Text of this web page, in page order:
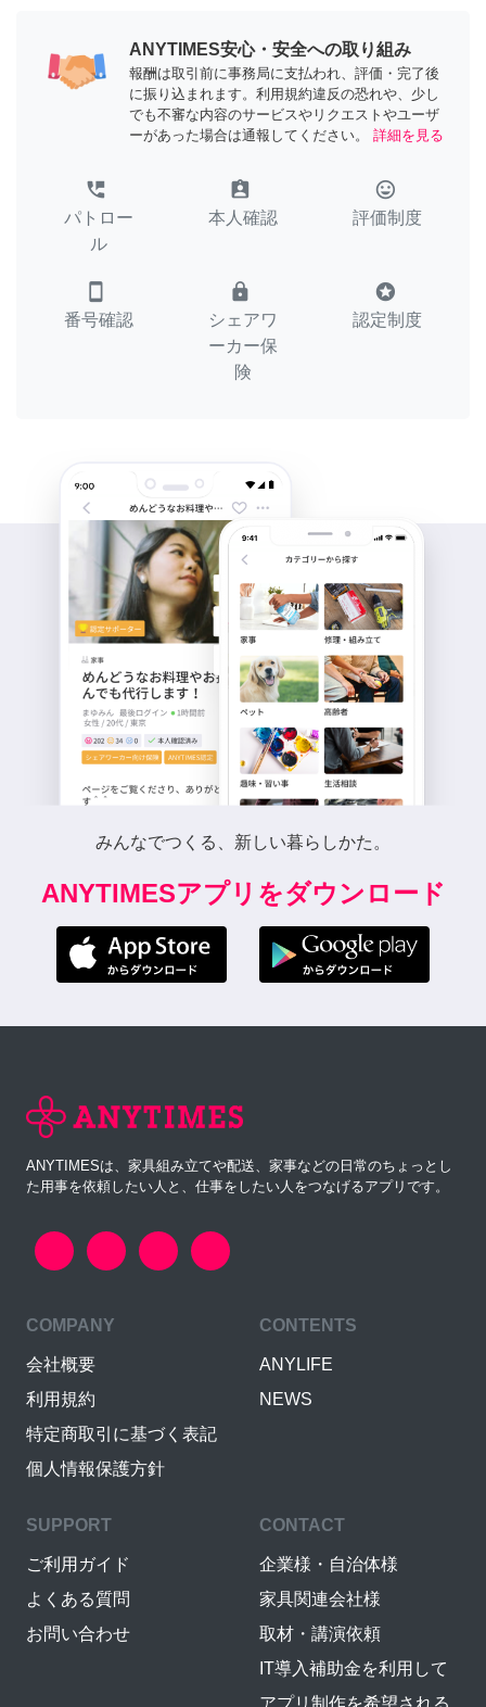
ANYTIMES安心・安全への取り組み
報酬は取引前に事務局に支払われ、評価・完了後
に振り込まれます。利用規約違反の恐れや、少し
でも不審な内容のサービスやリクエストやユーザ
ーがあった場合は通報してください。
詳細を見る
perm_phone_msg
パトロー
ル
assignment_ind
本人確認
tag_faces
評価制度
smartphone
番号確認
lock
シェアワ
ーカー保
険
stars
認定制度
みんなでつくる、新しい暮らしかた。
ANYTIMESアプリをダウンロード
ANYTIMESは、家具組み立てや配送、家事などの日常のちょっとし
た用事を依頼したい人と、仕事をしたい人をつなげるアプリです。
COMPANY
会社概要
利用規約
特定商取引に基づく表記
個人情報保護方針
CONTENTS
ANYLIFE
NEWS
SUPPORT
ご利用ガイド
よくある質問
お問い合わせ
CONTACT
企業様・自治体様
家具関連会社様
取材・講演依頼
IT導入補助金を利用して
アプリ制作を希望される